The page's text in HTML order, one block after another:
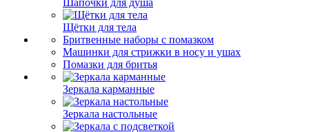
Шапочки для душа
Щётки для тела
Бритвенные наборы с помазком
Машинки для стрижки в носу и ушах
Помазки для бритья
Зеркала карманные
Зеркала настольные